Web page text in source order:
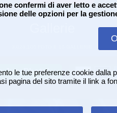
confermi di aver letto e
delle opzioni per la
le tue preferenze cookie dalla
pagina del sito tramite il link a
JuzaPhoto! A A